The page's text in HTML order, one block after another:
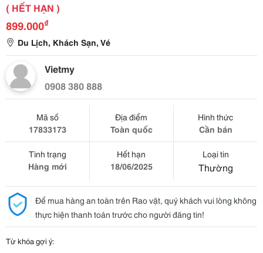
( HẾT HẠN )
899.000₫
Du Lịch, Khách Sạn, Vé
Vietmy
0908 380 888
Mã số
17833173
Địa điểm
Toàn quốc
Hình thức
Cần bán
Tình trạng
Hàng mới
Hết hạn
18/06/2025
Loại tin
Thường
Để mua hàng an toàn trên Rao vặt, quý khách vui lòng không
thực hiện thanh toán trước cho người đăng tin!
Từ khóa gợi ý: